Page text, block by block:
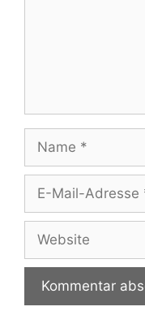
Name
Adresse
Website